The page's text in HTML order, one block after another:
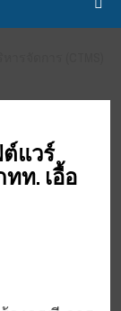
แวร์
ท. เอื้อ